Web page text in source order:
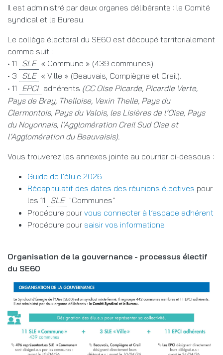
Il est administré par deux organes délibérants : le Comité
syndical et le Bureau.
Le collège électoral du SE60 est découpé territorialement
comme suit :
• 11
« Commune » (439 communes).
• 3
« Ville » (Beauvais, Compiègne et Creil).
• 11
adhérents (CC Oise Picarde, Picardie Verte,
Pays de Bray, Thelloise, Vexin Thelle, Pays du
Clermontois, Pays du Valois, les Lisières de l’Oise, Pays
du Noyonnais, l’Agglomération Creil Sud Oise et
l’Agglomération du Beauvaisis).
Vous trouverez les annexes jointe au courrier ci-dessous :
Guide de l'élu.e 2026
Récapitulatif des dates des réunions électives pour
les 11
"Communes"
Procédure pour vous connecter à l’espace adhérent
Procédure pour saisir vos informations
Organisation de la gouvernance - processus électif
du SE60